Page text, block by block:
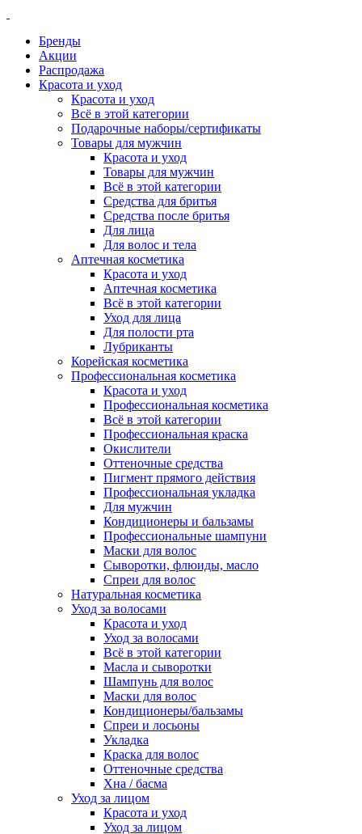
Бренды
Акции
Распродажа
Красота и уход
Красота и уход
Всё в этой категории
Подарочные наборы/сертификаты
Товары для мужчин
Красота и уход
Товары для мужчин
Всё в этой категории
Средства для бритья
Средства после бритья
Для лица
Для волос и тела
Аптечная косметика
Красота и уход
Аптечная косметика
Всё в этой категории
Уход для лица
Для полости рта
Лубриканты
Корейская косметика
Профессиональная косметика
Красота и уход
Профессиональная косметика
Всё в этой категории
Профессиональная краска
Окислители
Оттеночные средства
Пигмент прямого действия
Профессиональная укладка
Для мужчин
Кондиционеры и бальзамы
Профессиональные шампуни
Маски для волос
Сыворотки, флюиды, масло
Спреи для волос
Натуральная косметика
Уход за волосами
Красота и уход
Уход за волосами
Всё в этой категории
Масла и сыворотки
Шампунь для волос
Маски для волос
Кондиционеры/бальзамы
Спреи и лосьоны
Укладка
Краска для волос
Оттеночные средства
Хна / басма
Уход за лицом
Красота и уход
Уход за лицом